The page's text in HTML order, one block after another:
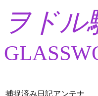
ヲドル
捕捉済み日記アンテナ